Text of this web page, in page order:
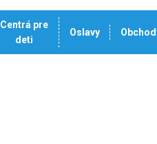
Centrá pre
deti
Oslavy